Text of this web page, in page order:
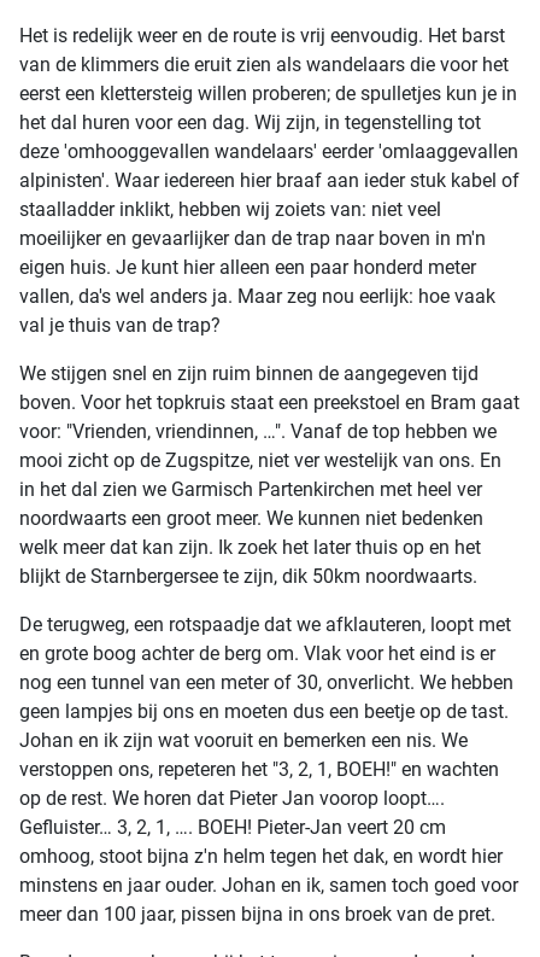
Het is redelijk weer en de route is vrij eenvoudig. Het barst
van de klimmers die eruit zien als wandelaars die voor het
eerst een klettersteig willen proberen; de spulletjes kun je in
het dal huren voor een dag. Wij zijn, in tegenstelling tot
deze 'omhooggevallen wandelaars' eerder 'omlaaggevallen
alpinisten'. Waar iedereen hier braaf aan ieder stuk kabel of
staalladder inklikt, hebben wij zoiets van: niet veel
moeilijker en gevaarlijker dan de trap naar boven in m'n
eigen huis. Je kunt hier alleen een paar honderd meter
vallen, da's wel anders ja. Maar zeg nou eerlijk: hoe vaak
val je thuis van de trap?
We stijgen snel en zijn ruim binnen de aangegeven tijd
boven. Voor het topkruis staat een preekstoel en Bram gaat
voor: "Vrienden, vriendinnen, …". Vanaf de top hebben we
mooi zicht op de Zugspitze, niet ver westelijk van ons. En
in het dal zien we Garmisch Partenkirchen met heel ver
noordwaarts een groot meer. We kunnen niet bedenken
welk meer dat kan zijn. Ik zoek het later thuis op en het
blijkt de Starnbergersee te zijn, dik 50km noordwaarts.
De terugweg, een rotspaadje dat we afklauteren, loopt met
en grote boog achter de berg om. Vlak voor het eind is er
nog een tunnel van een meter of 30, onverlicht. We hebben
geen lampjes bij ons en moeten dus een beetje op de tast.
Johan en ik zijn wat vooruit en bemerken een nis. We
verstoppen ons, repeteren het "3, 2, 1, BOEH!" en wachten
op de rest. We horen dat Pieter Jan voorop loopt….
Gefluister… 3, 2, 1, …. BOEH! Pieter-Jan veert 20 cm
omhoog, stoot bijna z'n helm tegen het dak, en wordt hier
minstens en jaar ouder. Johan en ik, samen toch goed voor
meer dan 100 jaar, pissen bijna in ons broek van de pret.